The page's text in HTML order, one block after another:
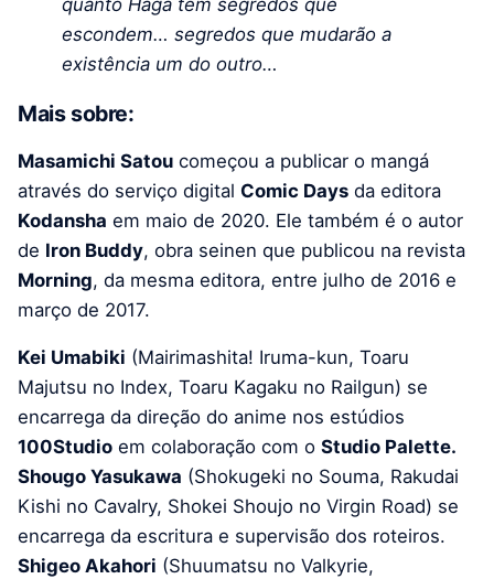
escondem… segredos que mudarão a
existência um do outro…
Mais sobre:
Masamichi Satou começou a publicar o mangá
através do serviço digital Comic Days da editora
Kodansha em maio de 2020. Ele também é o autor
de Iron Buddy, obra seinen que publicou na revista
Morning, da mesma editora, entre julho de 2016 e
março de 2017.
Kei Umabiki (Mairimashita! Iruma-kun, Toaru
Majutsu no Index, Toaru Kagaku no Railgun) se
encarrega da direção do anime nos estúdios
100Studio em colaboração com o Studio Palette.
Shougo Yasukawa (Shokugeki no Souma, Rakudai
Kishi no Cavalry, Shokei Shoujo no Virgin Road) se
encarrega da escritura e supervisão dos roteiros.
Shigeo Akahori (Shuumatsu no Valkyrie,